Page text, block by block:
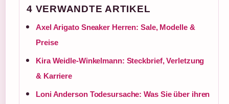
4 VERWANDTE ARTIKEL
Axel Arigato Sneaker Herren: Sale, Modelle &
Preise
Kira Weidle-Winkelmann: Steckbrief, Verletzung
& Karriere
Loni Anderson Todesursache: Was Sie über ihren